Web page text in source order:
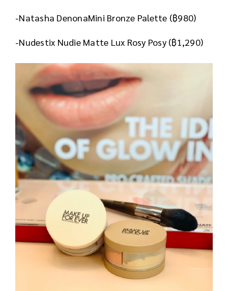
-Natasha DenonaMini Bronze Palette (฿980)
-Nudestix Nudie Matte Lux Rosy Posy (฿1,290)